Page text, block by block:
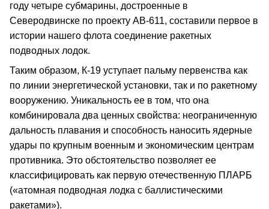
году четыре субмарины, достроенные в
Северодвинске по проекту АВ-611, составили первое в
истории нашего флота соединение ракетных
подводных лодок.
Таким образом, К-19 уступает пальму первенства как
по линии энергетической установки, так и по ракетному
вооружению. Уникальность ее в том, что она
комбинировала два ценных свойства: неограниченную
дальность плавания и способность наносить ядерные
удары по крупным военным и экономическим центрам
противника. Это обстоятельство позволяет ее
классифицировать как первую отечественную ПЛАРБ
(«атомная подводная лодка с баллистическими
ракетами»).